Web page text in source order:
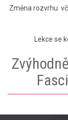
Změna rozvrhu
Lekce se